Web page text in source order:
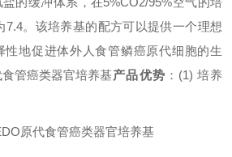
7.4。该培养基的配方可以提供一个理想
性地促进体外人食管鳞癌原代细胞的生
产品优势 ： (1) 培养